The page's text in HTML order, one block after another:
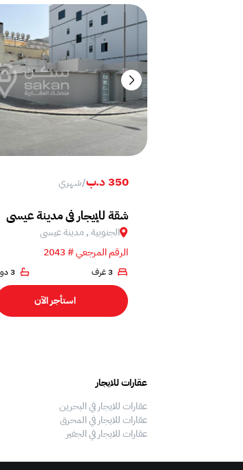
350 د.ب /شهري
شقة للإيجار في مدينة عيسى
الجنوبية , مدينة عيسى
الرقم المرجعي # 2043
3 غرف 3 دورات مياه
استأجر الآن
عقارات للايجار
عقارات للايجار في البحرين
عقارات للايجار في المحرق
عقارات للايجار في الجفير